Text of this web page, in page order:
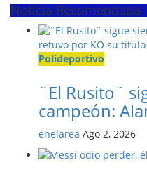
Noticia Recomendada
Polideportivo
¨El Rusito¨
campeón:
enelarea Ago 2, 2026